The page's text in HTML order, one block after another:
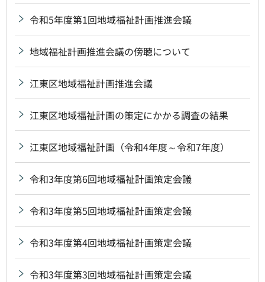
令和5年度第1回地域福祉計画推進会議
地域福祉計画推進会議の傍聴について
江東区地域福祉計画推進会議
江東区地域福祉計画の策定にかかる調査の結果
江東区地域福祉計画（令和4年度～令和7年度）
令和3年度第6回地域福祉計画策定会議
令和3年度第5回地域福祉計画策定会議
令和3年度第4回地域福祉計画策定会議
令和3年度第3回地域福祉計画策定会議